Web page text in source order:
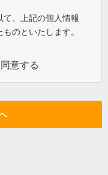
て、上記の個人情報
のといたします。
意する